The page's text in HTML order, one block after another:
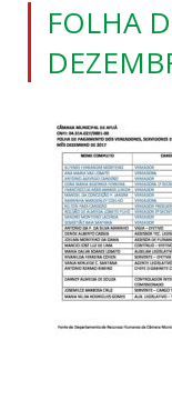
FOLHA